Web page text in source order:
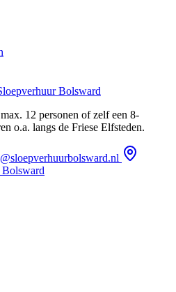
Bolsward
12 personen of zelf een 8-
o.a. langs de Friese Elfsteden.